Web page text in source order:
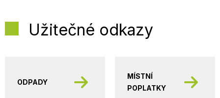
Užitečné odkazy
ODPADY
MÍSTNÍ
POPLATKY